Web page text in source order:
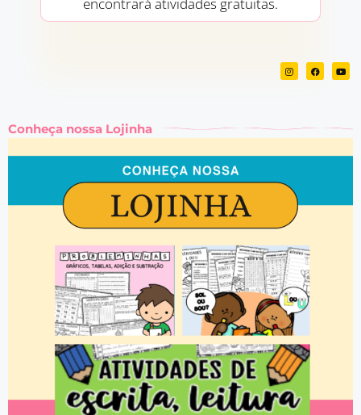
Conheça nossa Lojinha